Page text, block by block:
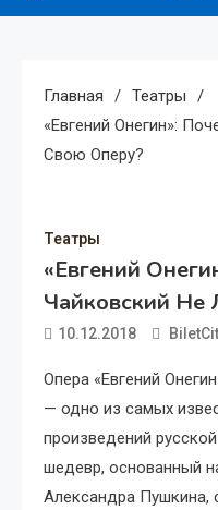
Главная
Театры
«Евгений Онегин»:
Свою Оперу?
Театры
«Евгений
Чайковский
10.12.2018
Опера «Евгений
— одно из самых
произведений
шедевр, основанный
Александра Пушкина,